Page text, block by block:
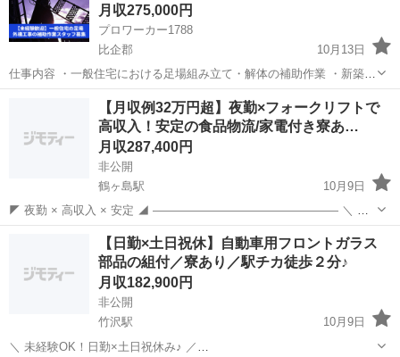
月収275,000円
プロワーカー1788
比企郡
10月13日
仕事内容 ・一般住宅における足場組み立て・解体の補助作業 ・新築住
宅の外構工事における手元作業 ※重機作業はありません。先輩スタッ
フの指示に従って簡単な補助業務からスタートしていただきます。 勤
その他 足場
【月収例32万円超】夜勤×フォークリフトで
高収入！安定の食品物流/家電付き寮あ…
月収287,400円
非公開
鶴ヶ島駅
10月9日
◤ 夜勤 × 高収入 × 安定 ◢ ―――――――――――――――― ＼ 食
品倉庫での物流ワーク！ ／ 【フォークリフト資格を活かせる！】 リ
ストに沿ってピッキング＆運搬中心♪ 軽作業ありで適度に体を動かせ
る！ ...
鶴ヶ島駅 工場 フォークリフト
【日勤×土日祝休】自動車用フロントガラス
部品の組付／寮あり／駅チカ徒歩２分♪
月収182,900円
非公開
竹沢駅
10月9日
＼ 未経験OK！日勤×土日祝休み♪ ／